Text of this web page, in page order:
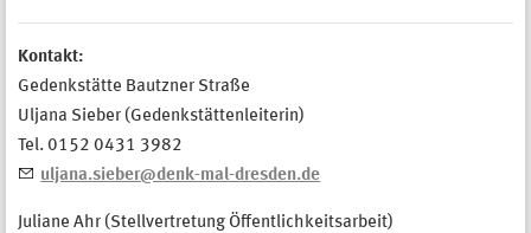
Kontakt:
Gedenkstätte Bautzner Straße
Uljana Sieber (Gedenkstättenleiterin)
Tel. 0152 0431 3982
uljana.sieber@denk-mal-dresden.de
Juliane Ahr (Stellvertretung Öffentlichkeitsarbeit)